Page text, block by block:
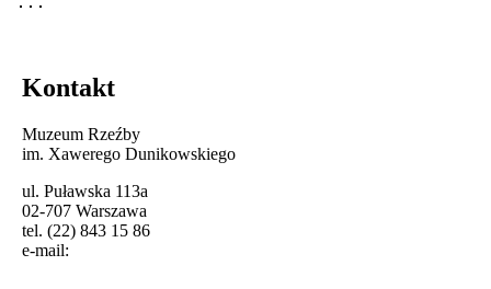
Kontakt
Muzeum Rzeźby
im. Xawerego Dunikowskiego
ul. Puławska 113a
02-707 Warszawa
tel. (22) 843 15 86
e-mail: